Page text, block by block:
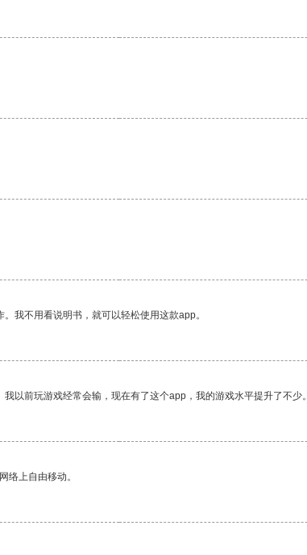
我不用看说明书，就可以轻松使用这款app。
以前玩游戏经常会输，现在有了这个app，我的游戏水平提升了不少。
络上自由移动。